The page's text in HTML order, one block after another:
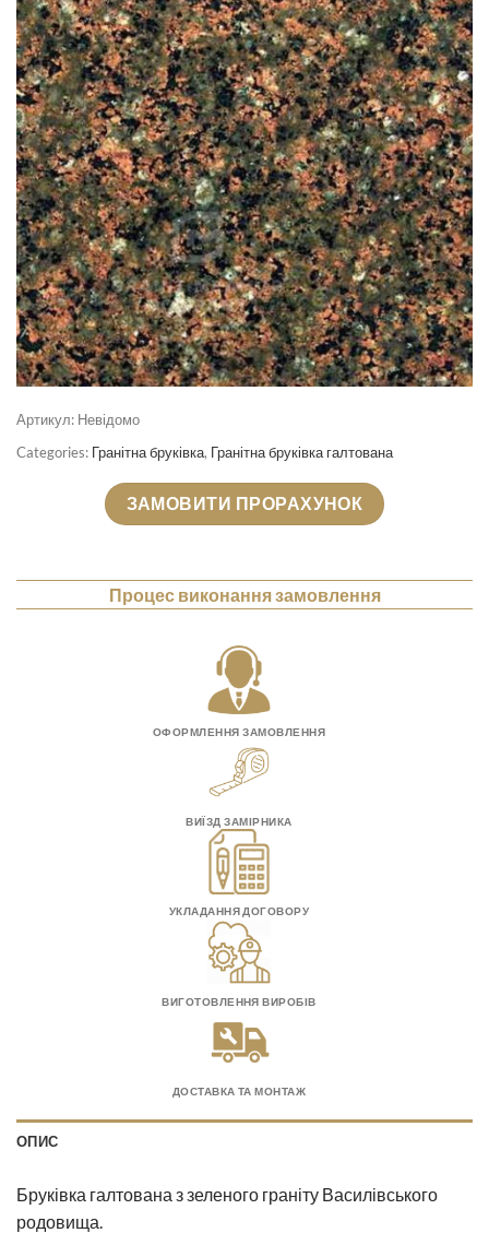
Артикул: Невідомо
Categories: Гранітна бруківка, Гранітна бруківка галтована
ЗАМОВИТИ ПРОРАХУНОК
Процес виконання замовлення
ОФОРМЛЕННЯ ЗАМОВЛЕННЯ
ВИЇЗД ЗАМІРНИКА
УКЛАДАННЯ ДОГОВОРУ
ВИГОТОВЛЕННЯ ВИРОБІВ
ДОСТАВКА ТА МОНТАЖ
ОПИС
Бруківка галтована з зеленого граніту Василівського
родовища.